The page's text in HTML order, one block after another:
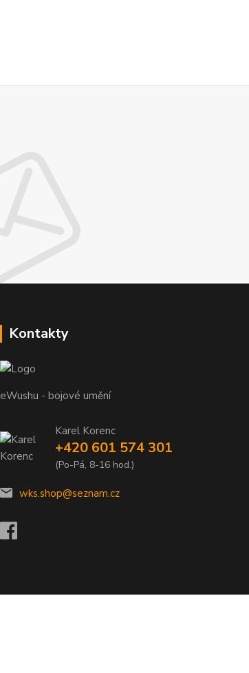
Kontakty
eWushu - bojové umění
Karel Korenc
+420 601 574 301
(Po-Pá, 8-16 hod.)
wks.shop@seznam.cz